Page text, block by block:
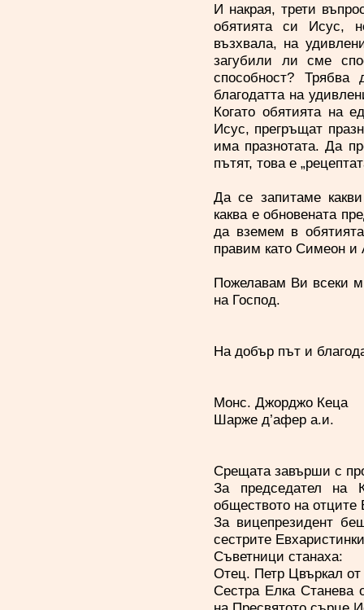
И накрая, трети
обятията си Исус,
възхвала, на
загубили ли сме
способност?
благодатта на
Когато обятията на
Исус, прегръщат
има празнотата. Да
пътят, това е
Да се запитаме
каква е обновената
да вземем в
правим като Симеон и
Пожелавам Ви всеки
на Господ.
На добър път и
Монс. Джорджо Кеца
Шарже д’афер а.и.
Срещата завърши с
За председател на
обществото на отците
За вицепрезидент
сестрите
Съветници станаха:
Отец. Петр Цвъркал
Сестра Елка Станева